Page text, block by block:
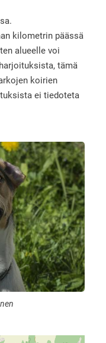
kilometrin päässä
alueelle voi
tämä
koirien
ei tiedoteta